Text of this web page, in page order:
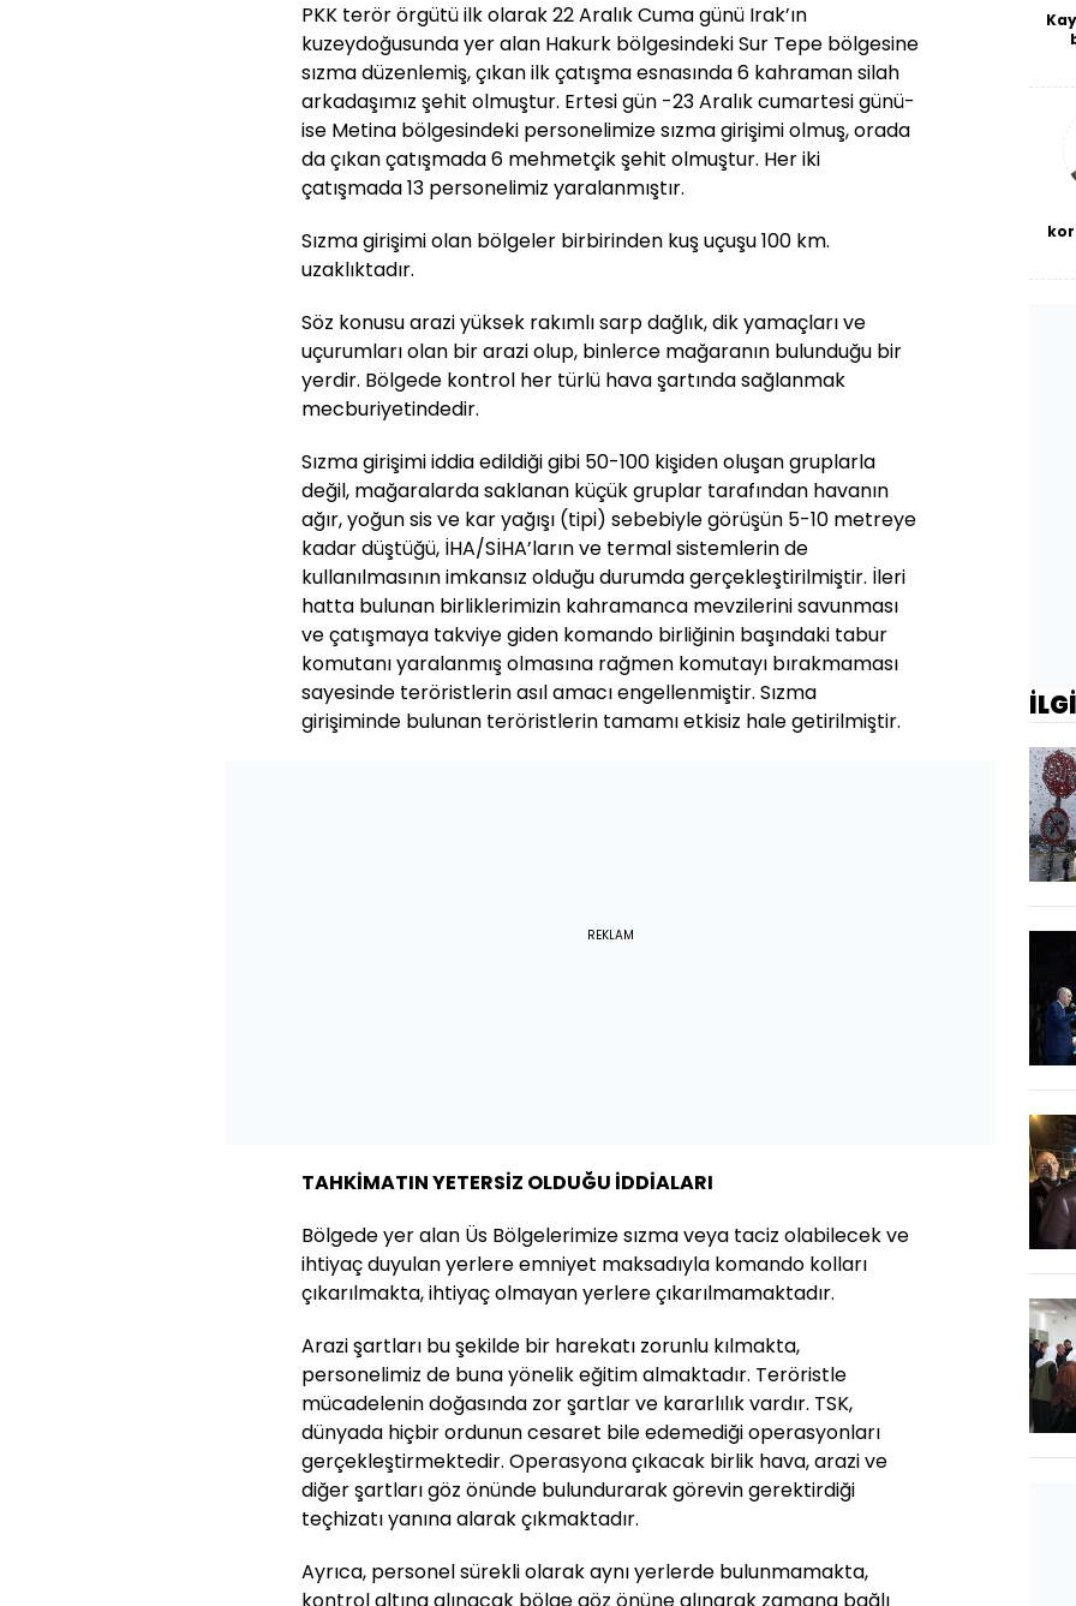
PKK terör örgütü ilk olarak 22 Aralık Cuma günü Irak’ın
kuzeydoğusunda yer alan Hakurk bölgesindeki Sur Tepe bölgesine
sızma düzenlemiş, çıkan ilk çatışma esnasında 6 kahraman silah
arkadaşımız şehit olmuştur. Ertesi gün -23 Aralık cumartesi günü-
ise Metina bölgesindeki personelimize sızma girişimi olmuş, orada
da çıkan çatışmada 6 mehmetçik şehit olmuştur. Her iki
çatışmada 13 personelimiz yaralanmıştır.
Sızma girişimi olan bölgeler birbirinden kuş uçuşu 100 km.
uzaklıktadır.
Söz konusu arazi yüksek rakımlı sarp dağlık, dik yamaçları ve
uçurumları olan bir arazi olup, binlerce mağaranın bulunduğu bir
yerdir. Bölgede kontrol her türlü hava şartında sağlanmak
mecburiyetindedir.
Sızma girişimi iddia edildiği gibi 50-100 kişiden oluşan gruplarla
değil, mağaralarda saklanan küçük gruplar tarafından havanın
ağır, yoğun sis ve kar yağışı (tipi) sebebiyle görüşün 5-10 metreye
kadar düştüğü, İHA/SİHA’ların ve termal sistemlerin de
kullanılmasının imkansız olduğu durumda gerçekleştirilmiştir. İleri
hatta bulunan birliklerimizin kahramanca mevzilerini savunması
ve çatışmaya takviye giden komando birliğinin başındaki tabur
komutanı yaralanmış olmasına rağmen komutayı bırakmaması
sayesinde teröristlerin asıl amacı engellenmiştir. Sızma
girişiminde bulunan teröristlerin tamamı etkisiz hale getirilmiştir.
REKLAM
TAHKİMATIN YETERSİZ OLDUĞU İDDİALARI
Bölgede yer alan Üs Bölgelerimize sızma veya taciz olabilecek ve
ihtiyaç duyulan yerlere emniyet maksadıyla komando kolları
çıkarılmakta, ihtiyaç olmayan yerlere çıkarılmamaktadır.
Arazi şartları bu şekilde bir harekatı zorunlu kılmakta,
personelimiz de buna yönelik eğitim almaktadır. Teröristle
mücadelenin doğasında zor şartlar ve kararlılık vardır. TSK,
dünyada hiçbir ordunun cesaret bile edemediği operasyonları
gerçekleştirmektedir. Operasyona çıkacak birlik hava, arazi ve
diğer şartları göz önünde bulundurarak görevin gerektirdiği
teçhizatı yanına alarak çıkmaktadır.
Ayrıca, personel sürekli olarak aynı yerlerde bulunmamakta,